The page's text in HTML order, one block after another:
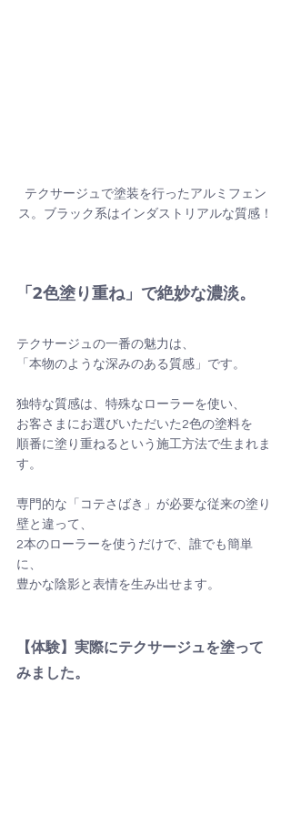
テクサージュで塗装を行ったアルミフェン
ス。ブラック系はインダストリアルな質感！
「2色塗り重ね」で絶妙な濃淡。
テクサージュの一番の魅力は、
「本物のような深みのある質感」です。
独特な質感は、特殊なローラーを使い、
お客さまにお選びいただいた2色の塗料を
順番に塗り重ねるという施工方法で生まれま
す。
専門的な「コテさばき」が必要な従来の塗り
壁と違って、
2本のローラーを使うだけで、誰でも簡単
に、
豊かな陰影と表情を生み出せます。
【体験】実際にテクサージュを塗って
みました。